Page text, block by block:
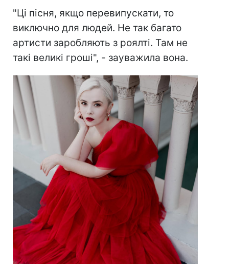
"Ці пісня, якщо перевипускати, то
виключно для людей. Не так багато
артисти заробляють з роялті. Там не
такі великі гроші", - зауважила вона.